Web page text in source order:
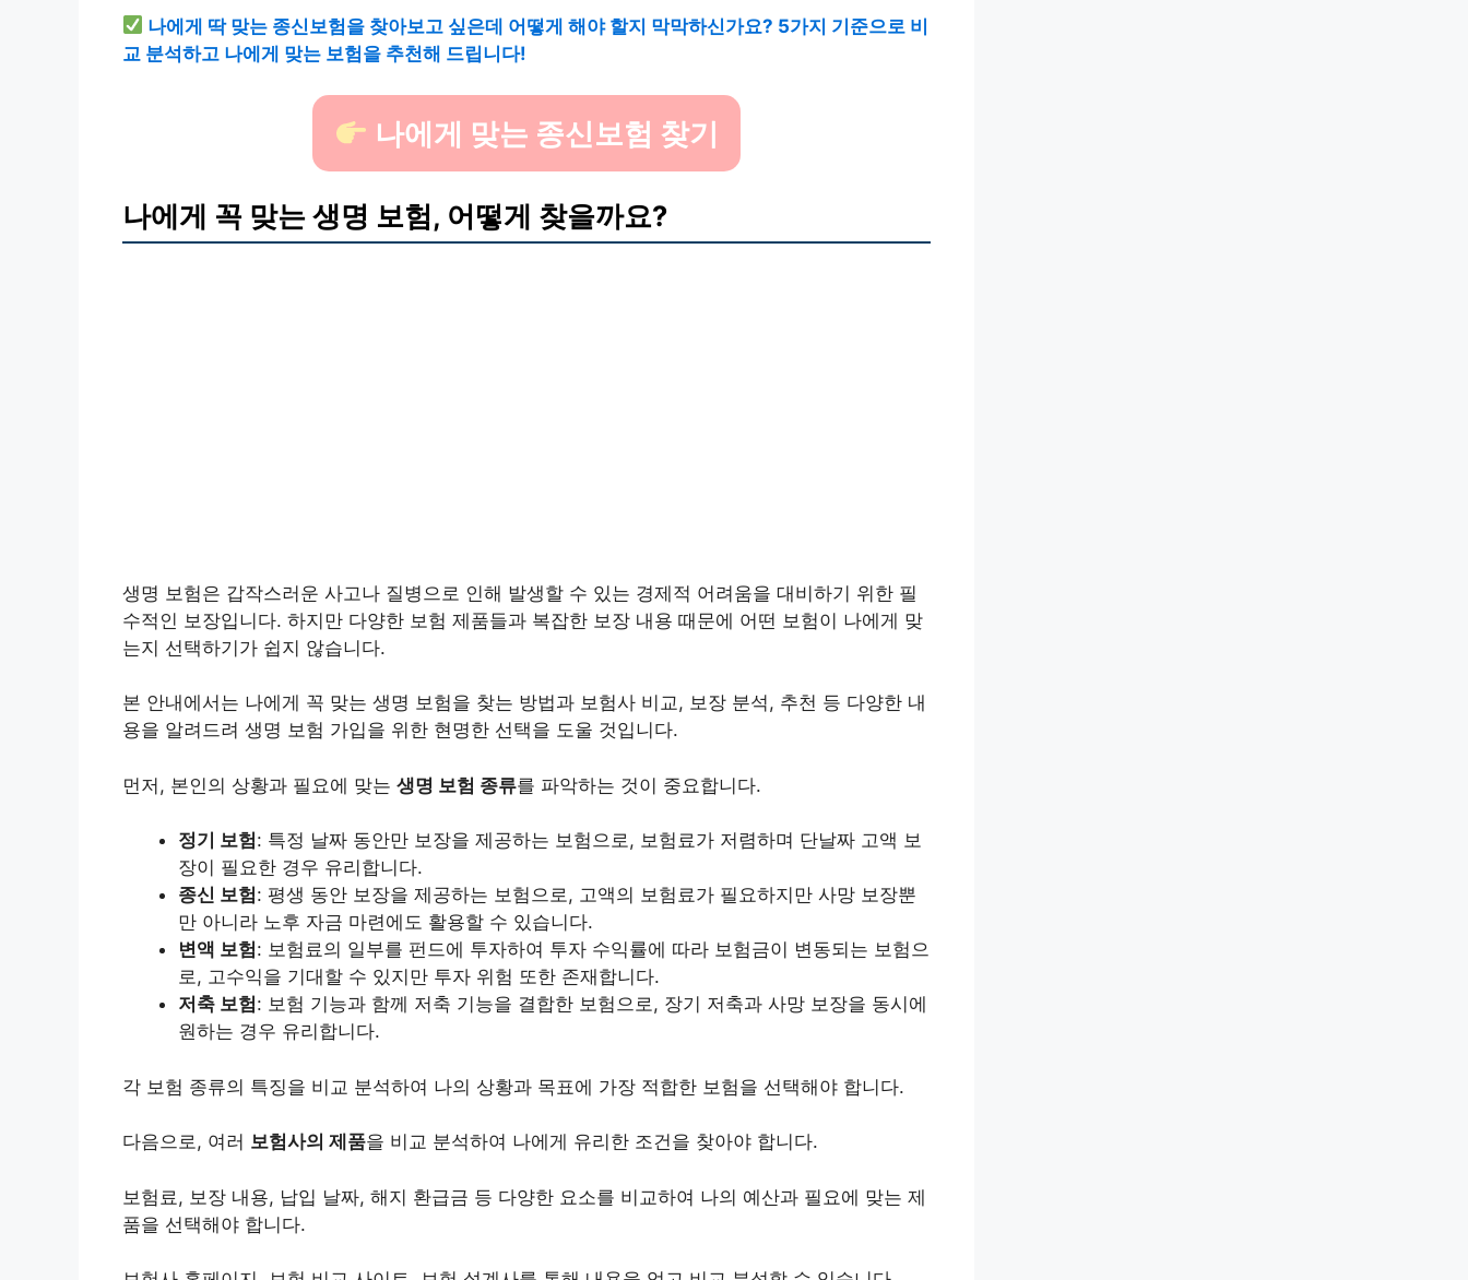
나에게 딱 맞는 종신보험을 찾아보고 싶은데 어떻게 해야 할지 막막하신가요? 5가지 기준으로 비
교 분석하고 나에게 맞는 보험을 추천해 드립니다!
나에게 맞는 종신보험 찾기
나에게 꼭 맞는 생명 보험, 어떻게 찾을까요?
생명 보험은 갑작스러운 사고나 질병으로 인해 발생할 수 있는 경제적 어려움을 대비하기 위한 필
수적인 보장입니다. 하지만 다양한 보험 제품들과 복잡한 보장 내용 때문에 어떤 보험이 나에게 맞
는지 선택하기가 쉽지 않습니다.
본 안내에서는 나에게 꼭 맞는 생명 보험을 찾는 방법과 보험사 비교, 보장 분석, 추천 등 다양한 내
용을 알려드려 생명 보험 가입을 위한 현명한 선택을 도울 것입니다.
먼저, 본인의 상황과 필요에 맞는 생명 보험 종류를 파악하는 것이 중요합니다.
정기 보험: 특정 날짜 동안만 보장을 제공하는 보험으로, 보험료가 저렴하며 단날짜 고액 보
장이 필요한 경우 유리합니다.
종신 보험: 평생 동안 보장을 제공하는 보험으로, 고액의 보험료가 필요하지만 사망 보장뿐
만 아니라 노후 자금 마련에도 활용할 수 있습니다.
변액 보험: 보험료의 일부를 펀드에 투자하여 투자 수익률에 따라 보험금이 변동되는 보험으
로, 고수익을 기대할 수 있지만 투자 위험 또한 존재합니다.
저축 보험: 보험 기능과 함께 저축 기능을 결합한 보험으로, 장기 저축과 사망 보장을 동시에
원하는 경우 유리합니다.
각 보험 종류의 특징을 비교 분석하여 나의 상황과 목표에 가장 적합한 보험을 선택해야 합니다.
다음으로, 여러 보험사의 제품을 비교 분석하여 나에게 유리한 조건을 찾아야 합니다.
보험료, 보장 내용, 납입 날짜, 해지 환급금 등 다양한 요소를 비교하여 나의 예산과 필요에 맞는 제
품을 선택해야 합니다.